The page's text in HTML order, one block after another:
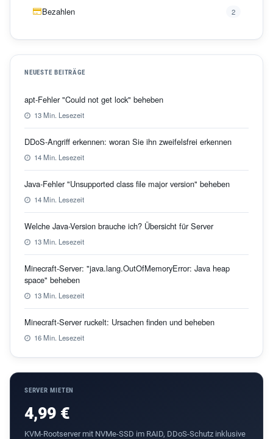
Bezahlen 2
NEUESTE BEITRÄGE
apt-Fehler "Could not get lock" beheben
13 Min. Lesezeit
DDoS-Angriff erkennen: woran Sie ihn zweifelsfrei erkennen
14 Min. Lesezeit
Java-Fehler "Unsupported class file major version" beheben
14 Min. Lesezeit
Welche Java-Version brauche ich? Übersicht für Server
13 Min. Lesezeit
Minecraft-Server: "java.lang.OutOfMemoryError: Java heap
space" beheben
13 Min. Lesezeit
Minecraft-Server ruckelt: Ursachen finden und beheben
16 Min. Lesezeit
SERVER MIETEN
4,99 €
KVM-Rootserver mit NVMe-SSD im RAID, DDoS-Schutz inklusive